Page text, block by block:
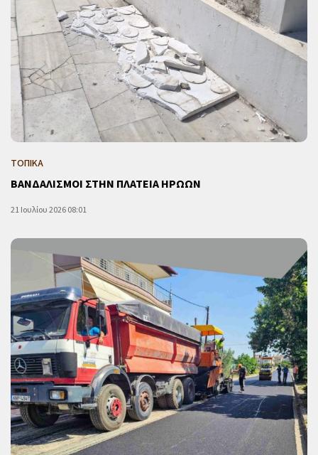
ΤΟΠΙΚΑ
ΒΑΝΔΑΛΙΣΜΟΙ ΣΤΗΝ ΠΛΑΤΕΙΑ ΗΡΩΩΝ
21 Ιουλίου 2026 08:01